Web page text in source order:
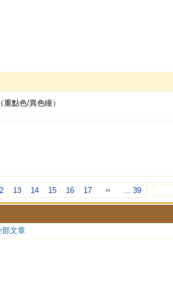
點色/異色瞳）
13 14 15 16 17 ›› ... 39
部文章